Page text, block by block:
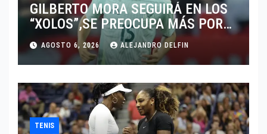
GILBERTO MORA SEGUIRÁ EN LOS
“XOLOS”,SE PREOCUPA MÁS POR
JUGAR EN SU EQUIPO.
AGOSTO 6, 2026 ALEJANDRO DELFIN
TENIS